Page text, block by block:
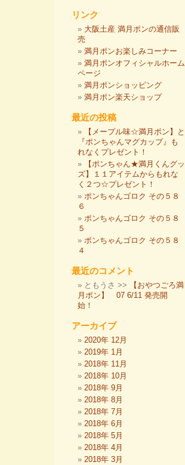
リンク
大阪土産 満月ポンの通信販
売
満月ポンお楽しみコーナー
満月ポンオフィシャルホーム
ページ
満月ポンショッピング
満月ポン楽天ショップ
最近の投稿
【メープル味☆満月ポン】と
『ポンちゃんマグカップ』も
れなくプレゼント！
【ポンちゃん★満月くんグッ
ズ】１１アイテムからもれな
く２つ☆プレゼント！
ポンちゃんゴロク その５８
６
ポンちゃんゴロク その５８
５
ポンちゃんゴロク その５８
４
最近のコメント
ともうさ >>
【おやつごろ満
月ポン】 07 6/11 発売開
始！
アーカイブ
2020年 12月
2019年 1月
2018年 11月
2018年 10月
2018年 9月
2018年 8月
2018年 7月
2018年 6月
2018年 5月
2018年 4月
2018年 3月